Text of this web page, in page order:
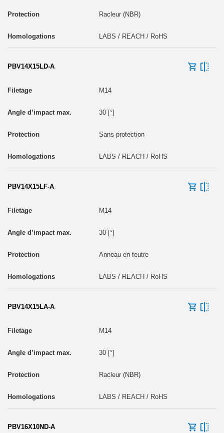
Racleur (NBR)
LABS / REACH / RoHS
PBV14X15LD-A
M14
30 [°]
Sans protection
LABS / REACH / RoHS
PBV14X15LF-A
M14
30 [°]
Anneau en feutre
LABS / REACH / RoHS
PBV14X15LA-A
M14
30 [°]
Racleur (NBR)
LABS / REACH / RoHS
PBV16X10ND-A